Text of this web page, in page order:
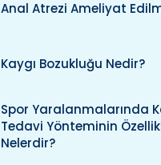
Anal Atrezi Ameliyat
Kaygı Bozukluğu Nedir?
Spor Yaralanmalarında
Tedavi Yönteminin
Nelerdir?